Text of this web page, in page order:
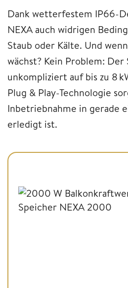
Dank wetterfestem IP66-
NEXA auch widrigen
Staub oder Kälte. Und
wächst? Kein Problem: Der
unkompliziert auf bis zu 8
Plug & Play-Technologie
Inbetriebnahme in gerade
erledigt ist.